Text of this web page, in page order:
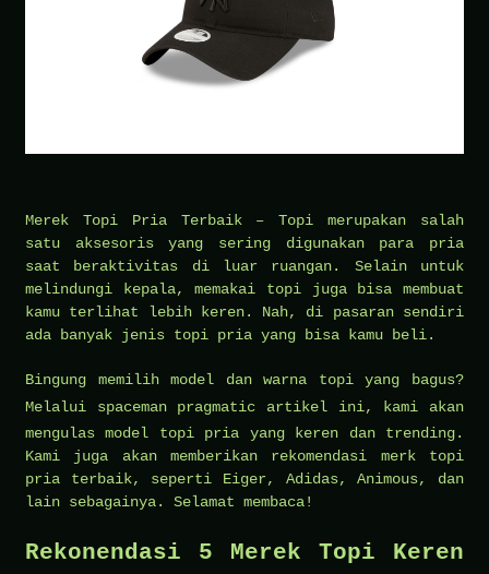
Merek Topi Pria Terbaik – Topi merupakan salah
satu aksesoris yang sering digunakan para pria
saat beraktivitas di luar ruangan. Selain untuk
melindungi kepala, memakai topi juga bisa membuat
kamu terlihat lebih keren. Nah, di pasaran sendiri
ada banyak jenis topi pria yang bisa kamu beli.
Bingung memilih model dan warna topi yang bagus?
Melalui spaceman pragmatic artikel ini, kami akan
mengulas model topi pria yang keren dan trending.
Kami juga akan memberikan rekomendasi merk topi
pria terbaik, seperti Eiger, Adidas, Animous, dan
lain sebagainya. Selamat membaca!
Rekonendasi 5 Merek Topi Keren